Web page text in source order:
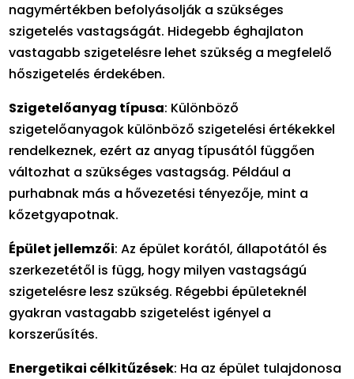
nagymértékben befolyásolják a szükséges
szigetelés vastagságát. Hidegebb éghajlaton
vastagabb szigetelésre lehet szükség a megfelelő
hőszigetelés érdekében.
Szigetelőanyag típusa: Különböző
szigetelőanyagok különböző szigetelési értékekkel
rendelkeznek, ezért az anyag típusától függően
változhat a szükséges vastagság. Például a
purhabnak más a hővezetési tényezője, mint a
kőzetgyapotnak.
Épület jellemzői: Az épület korától, állapotától és
szerkezetétől is függ, hogy milyen vastagságú
szigetelésre lesz szükség. Régebbi épületeknél
gyakran vastagabb szigetelést igényel a
korszerűsítés.
Energetikai célkitűzések: Ha az épület tulajdonosa